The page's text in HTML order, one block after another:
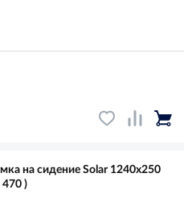
на сидение Solar 1240х250
)